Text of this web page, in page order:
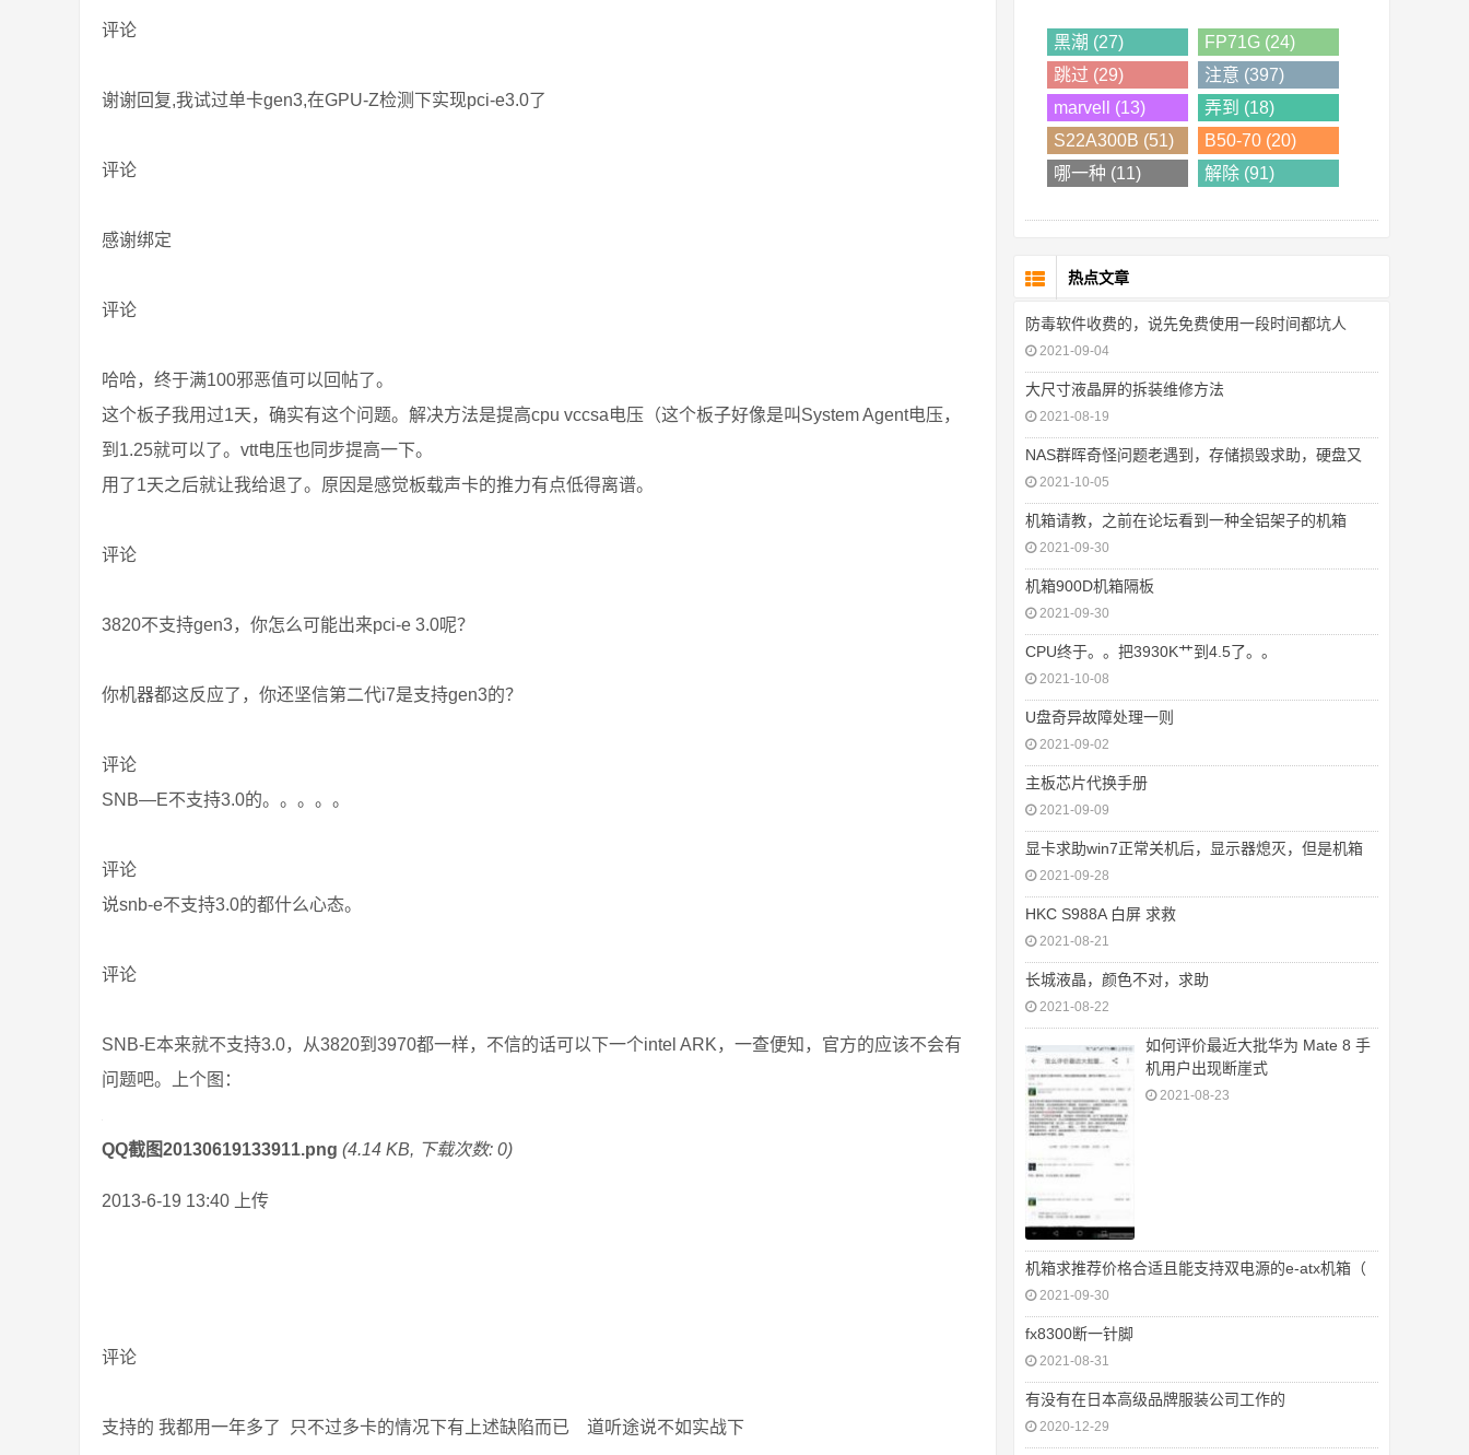
评论
谢谢回复,我试过单卡gen3,在GPU-Z检测下实现pci-e3.0了
评论
感谢绑定
评论
哈哈，终于满100邪恶值可以回帖了。
这个板子我用过1天，确实有这个问题。解决方法是提高cpu vccsa电压（这个板子好像是叫System Agent电压，
到1.25就可以了。vtt电压也同步提高一下。
用了1天之后就让我给退了。原因是感觉板载声卡的推力有点低得离谱。
评论
3820不支持gen3，你怎么可能出来pci-e 3.0呢？
你机器都这反应了，你还坚信第二代i7是支持gen3的？
评论
SNB—E不支持3.0的。。。。。
评论
说snb-e不支持3.0的都什么心态。
评论
SNB-E本来就不支持3.0，从3820到3970都一样，不信的话可以下一个intel ARK，一查便知，官方的应该不会有
问题吧。上个图：
QQ截图20130619133911.png (4.14 KB, 下载次数: 0)
2013-6-19 13:40 上传
评论
支持的 我都用一年多了 只不过多卡的情况下有上述缺陷而已 道听途说不如实战下
黑潮 (27)
FP71G (24)
跳过 (29)
注意 (397)
marvell (13)
弄到 (18)
S22A300B (51)
B50-70 (20)
哪一种 (11)
解除 (91)
热点文章
防毒软件收费的，说先免费使用一段时间都坑人
2021-09-04
大尺寸液晶屏的拆装维修方法
2021-08-19
NAS群晖奇怪问题老遇到，存储损毁求助，硬盘又
2021-10-05
机箱请教，之前在论坛看到一种全铝架子的机箱
2021-09-30
机箱900D机箱隔板
2021-09-30
CPU终于。。把3930K艹到4.5了。。
2021-10-08
U盘奇异故障处理一则
2021-09-02
主板芯片代换手册
2021-09-09
显卡求助win7正常关机后，显示器熄灭，但是机箱
2021-09-28
HKC S988A 白屏 求救
2021-08-21
长城液晶，颜色不对，求助
2021-08-22
如何评价最近大批华为 Mate 8 手
机用户出现断崖式
2021-08-23
机箱求推荐价格合适且能支持双电源的e-atx机箱（
2021-09-30
fx8300断一针脚
2021-08-31
有没有在日本高级品牌服装公司工作的
2020-12-29